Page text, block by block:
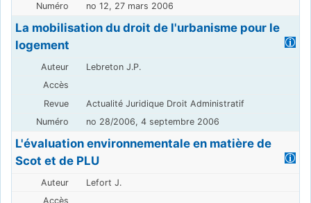
no 12, 27 mars 2006
La mobilisation du droit de l'urbanisme pour le
logement
Lebreton J.P.
Actualité Juridique Droit Administratif
no 28/2006, 4 septembre 2006
L'évaluation environnementale en matière de
Scot et de PLU
Lefort J.